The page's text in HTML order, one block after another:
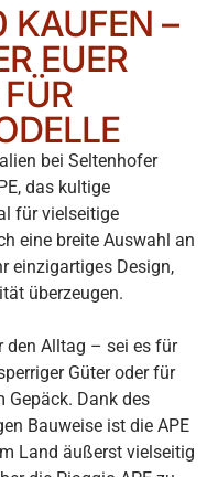
KAUFEN –
EUER
bei Seltenhofer
das kultige
für vielseitige
eine breite Auswahl an
einzigartiges Design,
überzeugen.
den Alltag – sei es für
Güter oder für
Gepäck. Dank des
Bauweise ist die APE
Land äußerst vielseitig